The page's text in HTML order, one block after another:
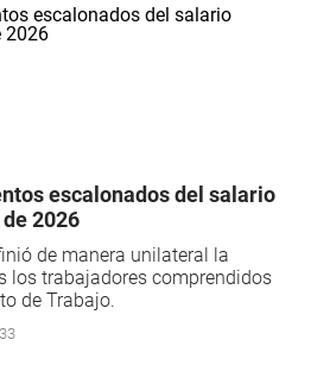
escalonados del salario
2026
de manera unilateral la
los trabajadores comprendidos
de Trabajo.